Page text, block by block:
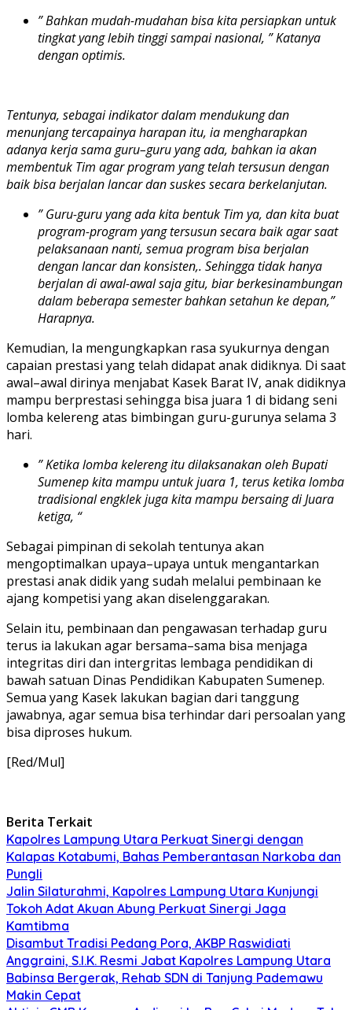
” Bahkan mudah-mudahan bisa kita persiapkan untuk
tingkat yang lebih tinggi sampai nasional, ” Katanya
dengan optimis.
Tentunya, sebagai indikator dalam mendukung dan
menunjang tercapainya harapan itu, ia mengharapkan
adanya kerja sama guru–guru yang ada, bahkan ia akan
membentuk Tim agar program yang telah tersusun dengan
baik bisa berjalan lancar dan suskes secara berkelanjutan.
” Guru-guru yang ada kita bentuk Tim ya, dan kita buat
program-program yang tersusun secara baik agar saat
pelaksanaan nanti, semua program bisa berjalan
dengan lancar dan konsisten,. Sehingga tidak hanya
berjalan di awal-awal saja gitu, biar berkesinambungan
dalam beberapa semester bahkan setahun ke depan,”
Harapnya.
Kemudian, Ia mengungkapkan rasa syukurnya dengan
capaian prestasi yang telah didapat anak didiknya. Di saat
awal–awal dirinya menjabat Kasek Barat IV, anak didiknya
mampu berprestasi sehingga bisa juara 1 di bidang seni
lomba kelereng atas bimbingan guru-gurunya selama 3
hari.
” Ketika lomba kelereng itu dilaksanakan oleh Bupati
Sumenep kita mampu untuk juara 1, terus ketika lomba
tradisional engklek juga kita mampu bersaing di Juara
ketiga, “
Sebagai pimpinan di sekolah tentunya akan
mengoptimalkan upaya–upaya untuk mengantarkan
prestasi anak didik yang sudah melalui pembinaan ke
ajang kompetisi yang akan diselenggarakan.
Selain itu, pembinaan dan pengawasan terhadap guru
terus ia lakukan agar bersama–sama bisa menjaga
integritas diri dan intergritas lembaga pendidikan di
bawah satuan Dinas Pendidikan Kabupaten Sumenep.
Semua yang Kasek lakukan bagian dari tanggung
jawabnya, agar semua bisa terhindar dari persoalan yang
bisa diproses hukum.
[Red/Mul]
Berita Terkait
Kapolres Lampung Utara Perkuat Sinergi dengan
Kalapas Kotabumi, Bahas Pemberantasan Narkoba dan
Pungli
Jalin Silaturahmi, Kapolres Lampung Utara Kunjungi
Tokoh Adat Akuan Abung Perkuat Sinergi Jaga
Kamtibma
Disambut Tradisi Pedang Pora, AKBP Raswidiati
Anggraini, S.I.K. Resmi Jabat Kapolres Lampung Utara
Babinsa Bergerak, Rehab SDN di Tanjung Pademawu
Makin Cepat